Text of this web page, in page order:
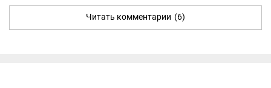
Читать комментарии (6)